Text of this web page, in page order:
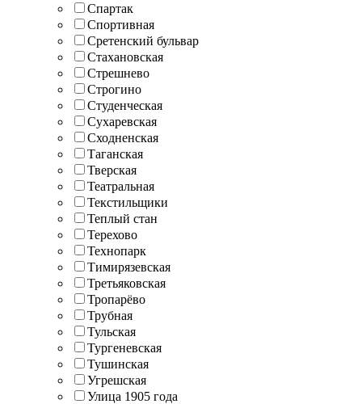
Спартак
Спортивная
Сретенский бульвар
Стахановская
Стрешнево
Строгино
Студенческая
Сухаревская
Сходненская
Таганская
Тверская
Театральная
Текстильщики
Теплый стан
Терехово
Технопарк
Тимирязевская
Третьяковская
Тропарёво
Трубная
Тульская
Тургеневская
Тушинская
Угрешская
Улица 1905 года